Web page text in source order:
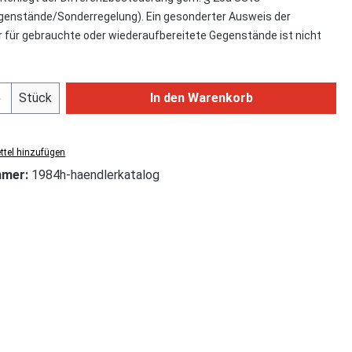
Sonderregelung). Ein gesonderter Ausweis der
gebrauchte oder wiederaufbereitete Gegenstände ist nicht
Anzahl: Gib den gewünschten Wert ein
Stück In den Warenkorb
hinzufügen
1984h-haendlerkatalog